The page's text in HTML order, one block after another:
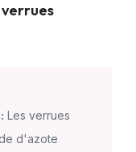
Les verrues
d'azote